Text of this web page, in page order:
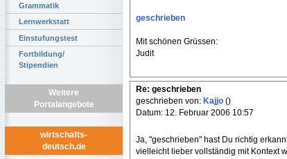
Grammatik
Lernwerkstatt
Einstufungstest
Fortbildung/
Stipendien
Weitere
Portalangebote
wirtschafts-
deutsch.de
geschrieben
Mit schönen Grüssen:
Judit
Re: geschrieben
geschrieben von: Kajjo ()
Datum: 12. Februar 2006 10:57
Ja, "geschrieben" hast Du richtig
vielleicht lieber vollständig mit Kontext